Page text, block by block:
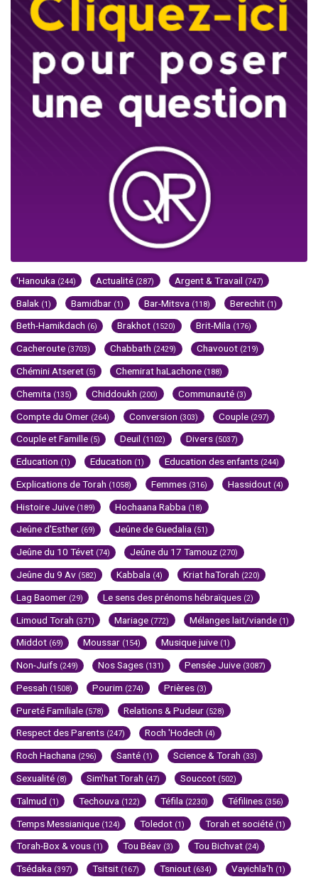
'Hanouka (244) Actualité (287) Argent & Travail (747)
Balak (1) Bamidbar (1) Bar-Mitsva (118) Berechit (1)
Beth-Hamikdach (6) Brakhot (1520) Brit-Mila (176)
Cacheroute (3703) Chabbath (2429) Chavouot (219)
Chémini Atseret (5) Chemirat haLachone (188)
Chemita (135) Chiddoukh (200) Communauté (3)
Compte du Omer (264) Conversion (303) Couple (297)
Couple et Famille (5) Deuil (1102) Divers (5037)
Education (1) Education (1) Education des enfants (244)
Explications de Torah (1058) Femmes (316) Hassidout (4)
Histoire Juive (189) Hochaana Rabba (18)
Jeûne d'Esther (69) Jeûne de Guedalia (51)
Jeûne du 10 Tévet (74) Jeûne du 17 Tamouz (270)
Jeûne du 9 Av (582) Kabbala (4) Kriat haTorah (220)
Lag Baomer (29) Le sens des prénoms hébraïques (2)
Limoud Torah (371) Mariage (772) Mélanges lait/viande (1)
Middot (69) Moussar (154) Musique juive (1)
Non-Juifs (249) Nos Sages (131) Pensée Juive (3087)
Pessah (1508) Pourim (274) Prières (3)
Pureté Familiale (578) Relations & Pudeur (528)
Respect des Parents (247) Roch 'Hodech (4)
Roch Hachana (296) Santé (1) Science & Torah (33)
Sexualité (8) Sim'hat Torah (47) Souccot (502)
Talmud (1) Techouva (122) Téfila (2230) Téfilines (356)
Temps Messianique (124) Toledot (1) Torah et société (1)
Torah-Box & vous (1) Tou Béav (3) Tou Bichvat (24)
Tsédaka (397) Tsitsit (167) Tsniout (634) Vayichla'h (1)